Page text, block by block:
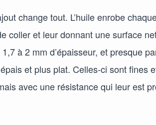
change tout. L’huile enrobe
coller et leur donnant une surface
1,7 à 2 mm d’épaisseur, et presque
et plus plat. Celles-ci sont fines
avec une résistance qui leur est